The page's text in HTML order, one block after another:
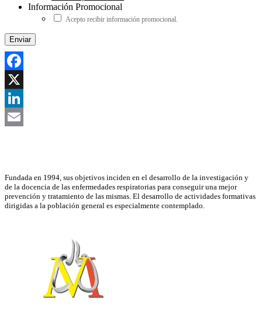
Información Promocional
Acepto recibir información promocional.
Facebook
X
LinkedIn
Fundada en 1994, sus objetivos inciden en el desarrollo de la investigación y
de la docencia de las enfermedades respiratorias para conseguir una mejor
prevención y tratamiento de las mismas. El desarrollo de actividades formativas
dirigidas a la población general es especialmente contemplado.